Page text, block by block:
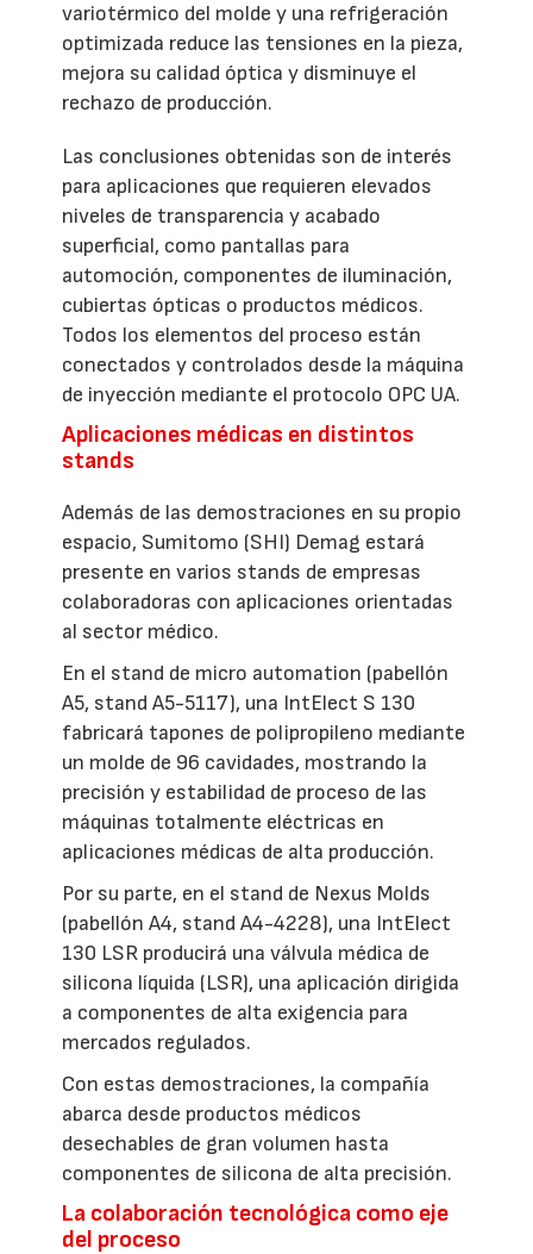
variotérmico del molde y una refrigeración
optimizada reduce las tensiones en la pieza,
mejora su calidad óptica y disminuye el
rechazo de producción.
Las conclusiones obtenidas son de interés
para aplicaciones que requieren elevados
niveles de transparencia y acabado
superficial, como pantallas para
automoción, componentes de iluminación,
cubiertas ópticas o productos médicos.
Todos los elementos del proceso están
conectados y controlados desde la máquina
de inyección mediante el protocolo OPC UA.
Aplicaciones médicas en distintos
stands
Además de las demostraciones en su propio
espacio, Sumitomo (SHI) Demag estará
presente en varios stands de empresas
colaboradoras con aplicaciones orientadas
al sector médico.
En el stand de micro automation (pabellón
A5, stand A5-5117), una IntElect S 130
fabricará tapones de polipropileno mediante
un molde de 96 cavidades, mostrando la
precisión y estabilidad de proceso de las
máquinas totalmente eléctricas en
aplicaciones médicas de alta producción.
Por su parte, en el stand de Nexus Molds
(pabellón A4, stand A4-4228), una IntElect
130 LSR producirá una válvula médica de
silicona líquida (LSR), una aplicación dirigida
a componentes de alta exigencia para
mercados regulados.
Con estas demostraciones, la compañía
abarca desde productos médicos
desechables de gran volumen hasta
componentes de silicona de alta precisión.
La colaboración tecnológica como eje
del proceso